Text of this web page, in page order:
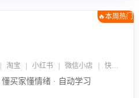
🔥本周热门
得物 | 京东 | 抖音 | 拼多多 | 淘宝 | 小红书 | 微信小店 | 快手 | 唯品会
买家懂情绪 · 自动学习